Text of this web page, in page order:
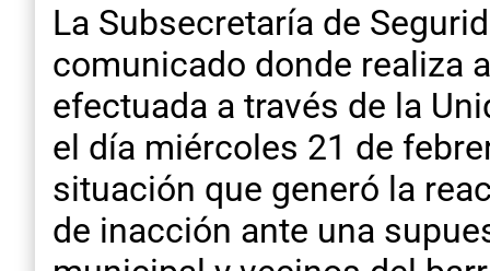
La Subsecretaría de
comunicado donde realiza
efectuada a través de la
el día miércoles 21 de
situación que generó la
de inacción ante una